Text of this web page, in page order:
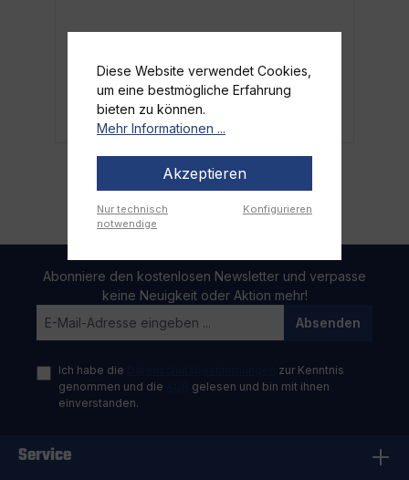
In den Warenkorb
Abonniere den kostenlosen Newsletter und verpasse
keine Neuigkeit oder Aktion mehr!
Absenden
Ich habe die
zur Kenntnis
genommen und die
gelesen und bin mit ihnen
einverstanden.
Service
Diese Website verwendet Cookies,
um eine bestmögliche Erfahrung
bieten zu können.
Mehr Informationen ...
Akzeptieren
Nur technisch
notwendige
Konfigurieren